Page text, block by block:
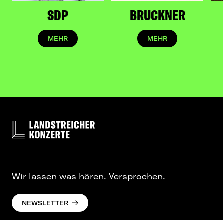
SDP
MEHR
BRUCKNER
MEHR
Wir lassen was hören. Versprochen.
NEWSLETTER